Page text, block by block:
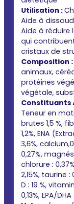
Utilisation :
Aide à
Aide à réduire
qui
cristaux de
Composition :
animaux,
protéines
végétale,
Constituants
Teneur en
brutes 1,5 %,
1,2%, ENA
3,6%,
0,27%,
chlorure :
2,15%, taurine
D : 19 %,
0,13%, EPA/